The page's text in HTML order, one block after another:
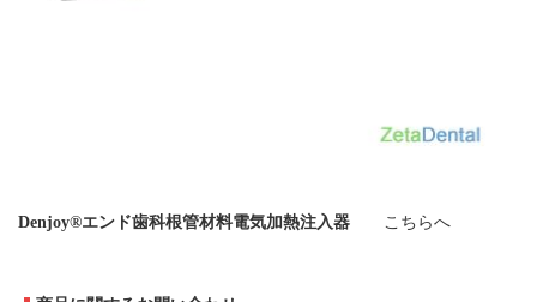
Denjoy®エンド歯科根管材料電気加熱注入器 こちらへ